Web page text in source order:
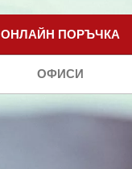
ОНЛАЙН ПОРЪЧКА
ОФИСИ